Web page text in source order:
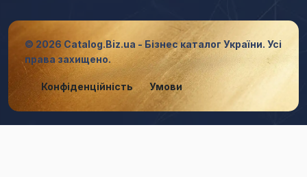
© 2026 Catalog.Biz.ua - Бізнес каталог України. Усі
права захищено.
Конфіденційність Умови